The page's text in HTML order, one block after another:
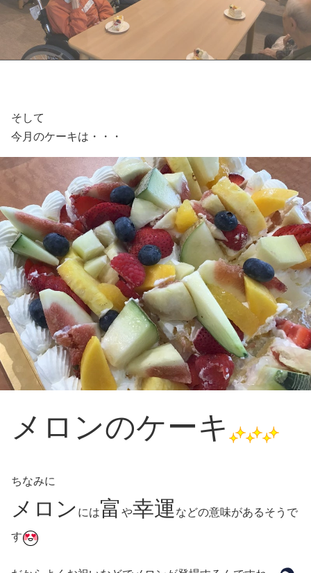
そして
今月のケーキは・・・
メロンのケーキ
ちなみに
メロン には富 や幸運 などの意味があるそうで
す